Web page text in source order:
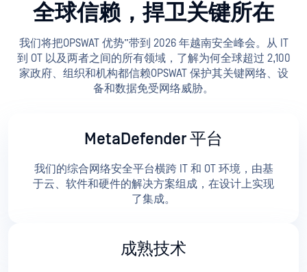
全球信赖，捍卫关键所在
我们将把OPSWAT 优势”带到 2026 年越南安全峰会。从 IT
到 OT 以及两者之间的所有领域，了解为何全球超过 2,100
家政府、组织和机构都信赖OPSWAT 保护其关键网络、设
备和数据免受网络威胁。
MetaDefender 平台
我们的综合网络安全平台横跨 IT 和 OT 环境，由基
于云、软件和硬件的解决方案组成，在设计上实现
了集成。
成熟技术